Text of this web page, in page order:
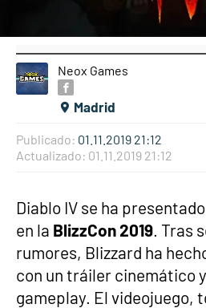
Neox Games
Madrid
Publicado: 01.11.2019 21:12
Actualizado: 01.11.2019 21:12
Diablo IV se ha
en la BlizzCon 2019. Tras
rumores, Blizzard ha
con un tráiler cinemático
gameplay. El videojuego,